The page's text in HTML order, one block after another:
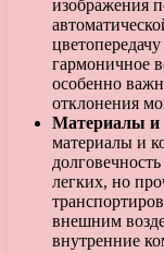
изображения
гармоничное
особенно
отклонения
Материалы и
материалы и
легких, но
внешним
внутренние